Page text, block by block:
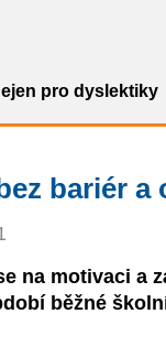
pro dyslektiky
bariér
na motivaci a
běžné